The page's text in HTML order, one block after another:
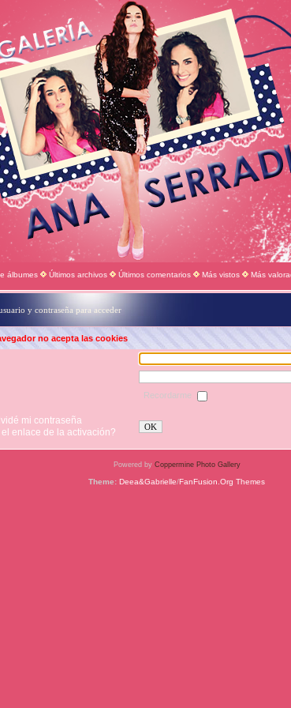
álbumes Últimos archivos Últimos comentarios Más vistos Más
y contraseña para acceder
no acepta las cookies
Recordarme
mi contraseña
enlace de la activación?
OK
Powered by Coppermine Photo Gallery
Theme: Deea&Gabrielle/FanFusion.Org Themes